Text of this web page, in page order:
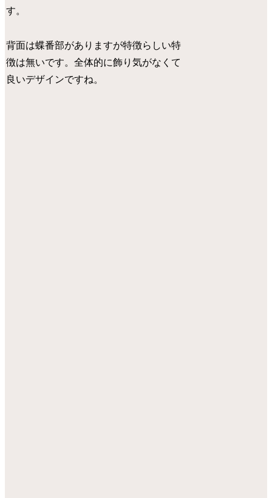
す。
背面は蝶番部がありますが特徴らしい特
徴は無いです。全体的に飾り気がなくて
良いデザインですね。